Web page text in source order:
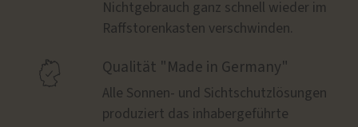
Nichtgebrauch ganz schnell wieder im
Raffstorenkasten verschwinden.
 Qualität "Made in Germany"
Alle Sonnen- und Sichtschutzlösungen
produziert das inhabergeführte